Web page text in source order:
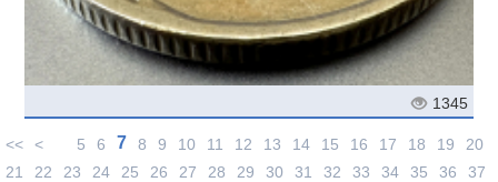
1345
<< < 5 6 7 8 9 10 11 12 13 14 15 16 17 18 19
20
21
22 23 24 25 26 27 28 29 30 31 32 33 34 35 36
37